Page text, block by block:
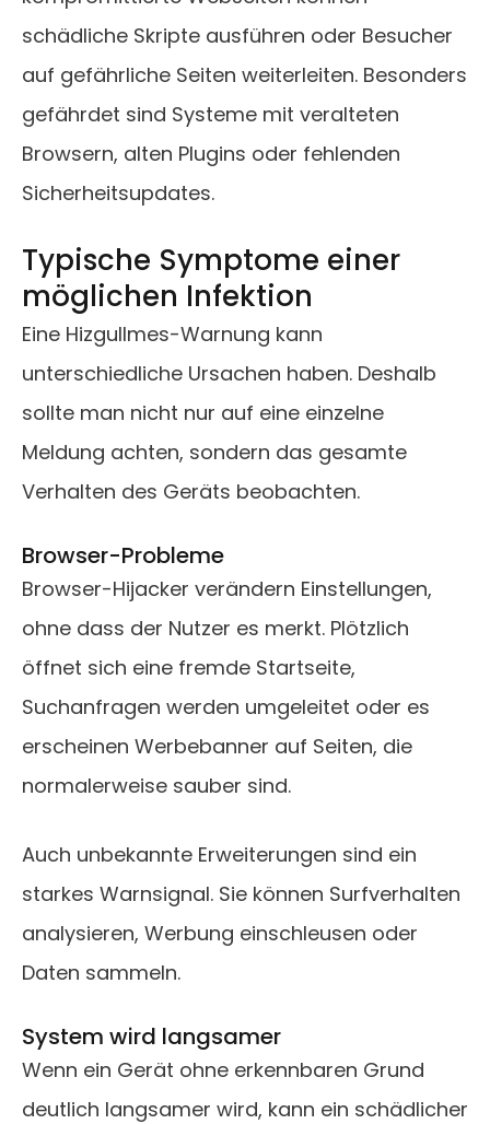
schädliche Skripte ausführen oder Besucher
auf gefährliche Seiten weiterleiten. Besonders
gefährdet sind Systeme mit veralteten
Browsern, alten Plugins oder fehlenden
Sicherheitsupdates.
Typische Symptome einer
möglichen Infektion
Eine Hizgullmes-Warnung kann
unterschiedliche Ursachen haben. Deshalb
sollte man nicht nur auf eine einzelne
Meldung achten, sondern das gesamte
Verhalten des Geräts beobachten.
Browser-Probleme
Browser-Hijacker verändern Einstellungen,
ohne dass der Nutzer es merkt. Plötzlich
öffnet sich eine fremde Startseite,
Suchanfragen werden umgeleitet oder es
erscheinen Werbebanner auf Seiten, die
normalerweise sauber sind.
Auch unbekannte Erweiterungen sind ein
starkes Warnsignal. Sie können Surfverhalten
analysieren, Werbung einschleusen oder
Daten sammeln.
System wird langsamer
Wenn ein Gerät ohne erkennbaren Grund
deutlich langsamer wird, kann ein schädlicher